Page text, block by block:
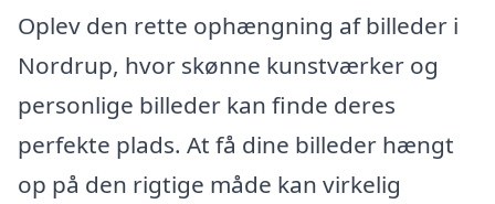
Oplev den rette ophængning af billeder i
Nordrup, hvor skønne kunstværker og
personlige billeder kan finde deres
perfekte plads. At få dine billeder hængt
op på den rigtige måde kan virkelig